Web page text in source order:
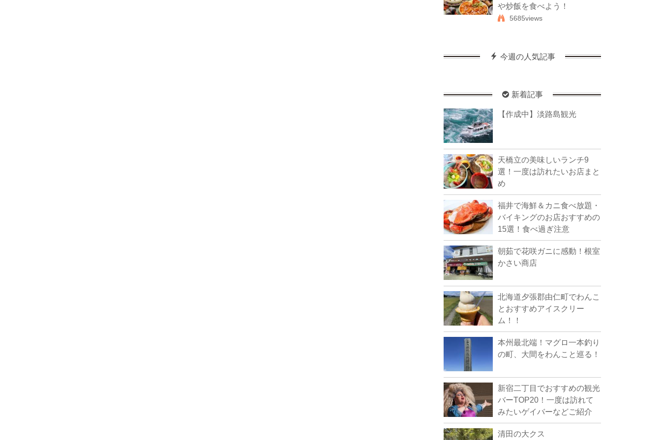
や炒飯を食べよう！
5685views
今週の人気記事
新着記事
【作成中】淡路島観光
天橋立の美味しいランチ9
選！一度は訪れたいお店まと
め
福井で海鮮＆カニ食べ放題・
バイキングのお店おすすめの
15選！食べ過ぎ注意
朝茹で花咲ガニに感動！根室
かさい商店
北海道夕張郡由仁町でわんこ
とおすすめアイスクリー
ム！！
本州最北端！マグロ一本釣り
の町、大間をわんこと巡る！
新宿二丁目でおすすめの観光
バーTOP20！一度は訪れて
みたいゲイバーなどご紹介
清田の大クス